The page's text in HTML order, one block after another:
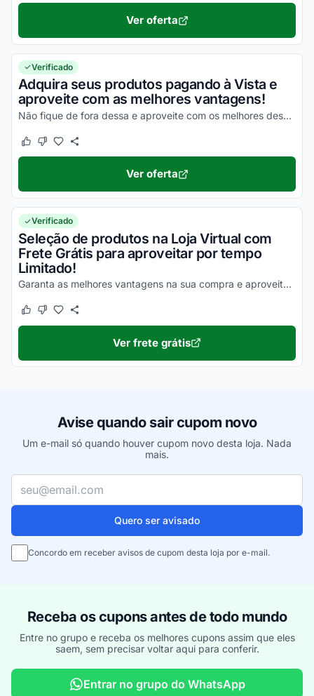
Ver oferta
Verificado
Adquira seus produtos pagando à Vista e
aproveite com as melhores vantagens!
Não fique de fora dessa e aproveite com os melhores descontos!
Este cupom funcionou
Este cupom não funcionou
Ver oferta
Verificado
Seleção de produtos na Loja Virtual com
Frete Grátis para aproveitar por tempo
Limitado!
Garanta as melhores vantagens na sua compra e aproveite para economizar na entrega de todos os seus produtos!
Este cupom funcionou
Este cupom não funcionou
Ver frete grátis
Avise quando sair cupom novo
Um e-mail só quando houver cupom novo desta loja. Nada
mais.
Quero ser avisado
Concordo em receber avisos de cupom desta loja por e-mail.
Receba os cupons antes de todo mundo
Entre no grupo e receba os melhores cupons assim que eles
saem, sem precisar voltar aqui para conferir.
Entrar no grupo do WhatsApp